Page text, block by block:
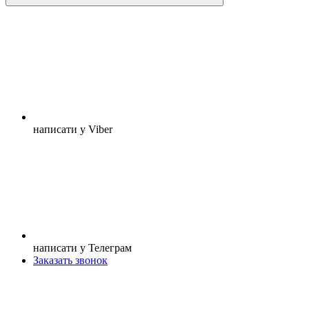
написати у Viber
написати у Телеграм
Заказать звонок